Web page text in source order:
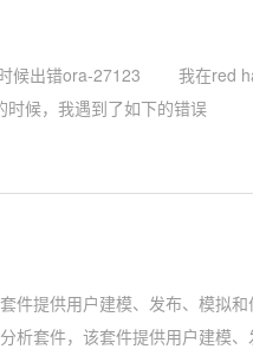
错ora-27123 我在red hat
候，我遇到了如下的错误
提供用户建模、发布、模拟
套件，该套件提供用户建模、